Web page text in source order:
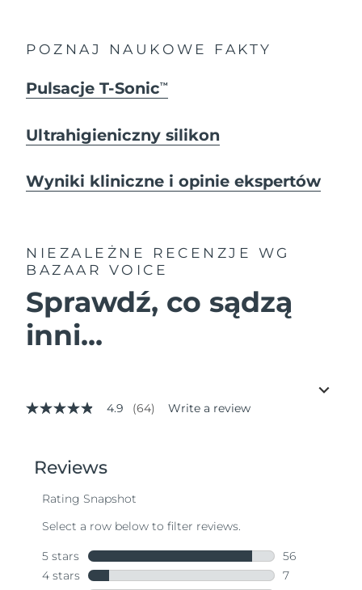
POZNAJ NAUKOWE FAKTY
Pulsacje T-SonicTM
Ultrahigieniczny silikon
Wyniki kliniczne i opinie ekspertów
NIEZALEŻNE RECENZJE
WG
BAZAAR VOICE
Sprawdź, co sądzą
inni...
4.9
stars,
average
value.
Same
page
link.
4.9 (64) Write a review